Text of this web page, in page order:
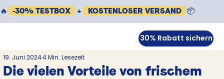
🔥 -30% TESTBOX + KOSTENLOSER VERSAND 📦
30% Rabatt sichern
Die vielen Vorteile von frischem
19. Juni 20244 Min. Lesezeit